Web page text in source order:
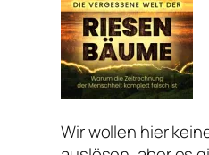
Wir wollen hier